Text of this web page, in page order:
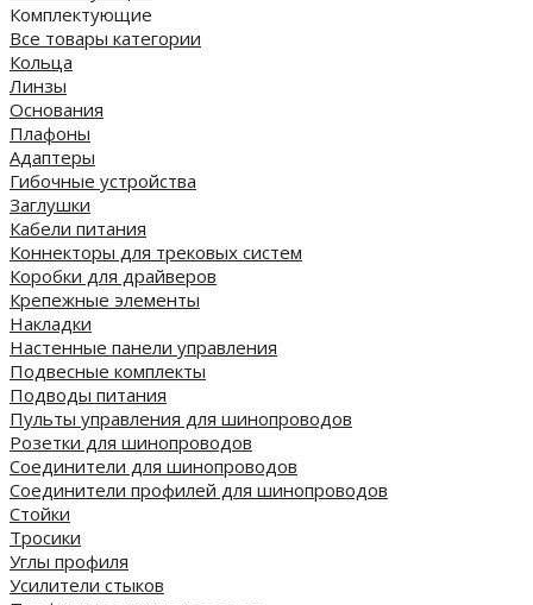
Комплектующие
Все товары категории
Кольца
Линзы
Основания
Плафоны
Адаптеры
Гибочные устройства
Заглушки
Кабели питания
Коннекторы для трековых систем
Коробки для драйверов
Крепежные элементы
Накладки
Настенные панели управления
Подвесные комплекты
Подводы питания
Пульты управления для шинопроводов
Розетки для шинопроводов
Соединители для шинопроводов
Соединители профилей для шинопроводов
Стойки
Тросики
Углы профиля
Усилители стыков